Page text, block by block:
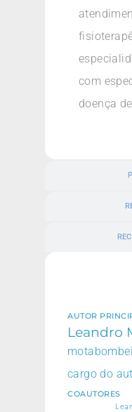
com
doença
AUTOR
Leandro
cargo do
COAUTORES